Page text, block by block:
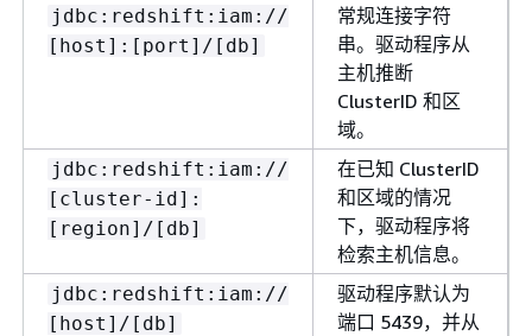
jdbc:redshift:iam://
[host]:[port]/[db]
常规连接字符
串。驱动程序从
主机推断
ClusterID 和区
域。
jdbc:redshift:iam://
[cluster-id]:
[region]/[db]
在已知 ClusterID
和区域的情况
下，驱动程序将
检索主机信息。
jdbc:redshift:iam://
[host]/[db]
驱动程序默认为
端口 5439，并从